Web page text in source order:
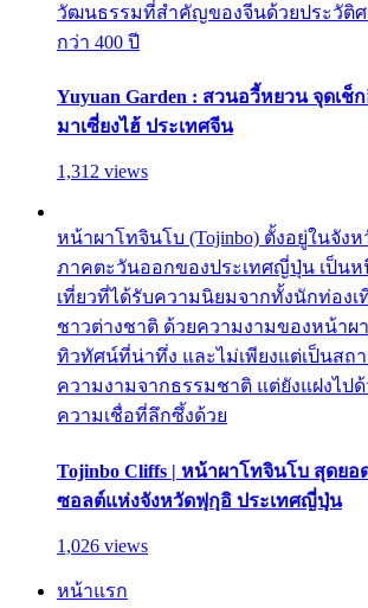
วัฒนธรรมที่สำคัญของจีนด้วยประวัติ
กว่า 400 ปี
Yuyuan Garden : สวนอวี้หยวน จุดเช็
มาเซี่ยงไฮ้ ประเทศจีน
1,312 views
หน้าผาโทจินโบ (Tojinbo) ตั้งอยู่ในจัง
ภาคตะวันออกของประเทศญี่ปุ่น เป็น
เที่ยวที่ได้รับความนิยมจากทั้งนักท่อง
ชาวต่างชาติ ด้วยความงามของหน้าผ
ทิวทัศน์ที่น่าทึ่ง และไม่เพียงแต่เป็นสถ
ความงามจากธรรมชาติ แต่ยังแฝงไป
ความเชื่อที่ลึกซึ้งด้วย
Tojinbo Cliffs | หน้าผาโทจินโบ สุดย
ซอลต์แห่งจังหวัดฟุกุอิ ประเทศญี่ปุ่น
1,026 views
หน้าแรก